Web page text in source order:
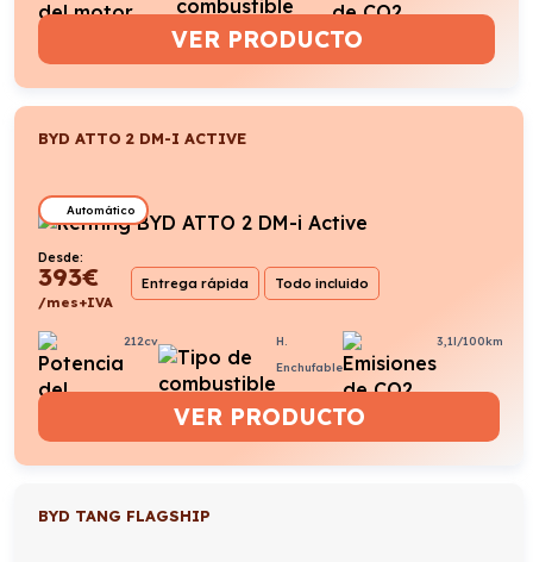
VER PRODUCTO
BYD ATTO 2 DM-I ACTIVE
Automático
Desde:
393€
/mes+IVA
Entrega rápida Todo incluido
212cv
H.
Enchufable
3,1l/100km
VER PRODUCTO
BYD TANG FLAGSHIP